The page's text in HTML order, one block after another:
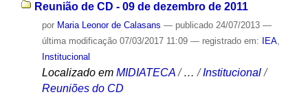
Reunião de CD - 09 de dezembro de 2011
por Maria Leonor de Calasans — publicado24/07/2013 —
última modificação07/03/2017 11:09 — registrado em: IEA,
Institucional
Localizado em MIDIATECA /…/Institucional /
Reuniões do CD